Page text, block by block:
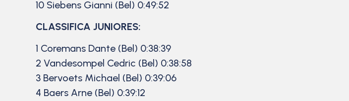
10 Siebens Gianni (Bel) 0:49:52
CLASSIFICA JUNIORES:
1 Coremans Dante (Bel) 0:38:39
2 Vandesompel Cedric (Bel) 0:38:58
3 Bervoets Michael (Bel) 0:39:06
4 Baers Arne (Bel) 0:39:12